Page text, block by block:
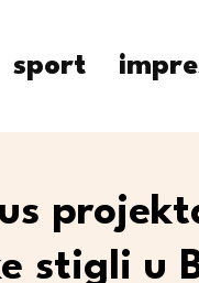
sport
stigli u